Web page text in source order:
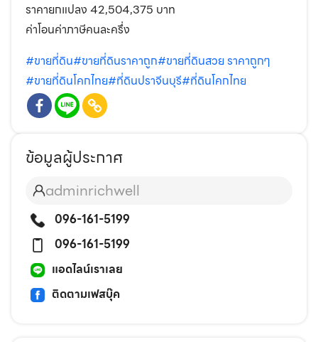
ราคายกแปลง 42,504,375 บาท
ค่าโอนค่าภาษีคนละครึ่ง
#ขายที่ดิน#ขายที่ดินราคาถูก#ขายที่ดินสวย ราคาถูกๆ
#ขายที่ดินโคกไทย#ที่ดินปราจีนบุรี#ที่ดินโคกไทย
ข้อมูลผู้ประกาศ
adminrichwell
096-161-5199
096-161-5199
แอดไลน์เราเลย
ติดตามเฟสบุ๊ค